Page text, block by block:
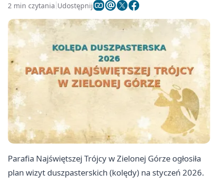
2 min czytania Udostępnij
Parafia Najświętszej Trójcy w Zielonej Górze ogłosiła
plan wizyt duszpasterskich (kolędy) na styczeń 2026.